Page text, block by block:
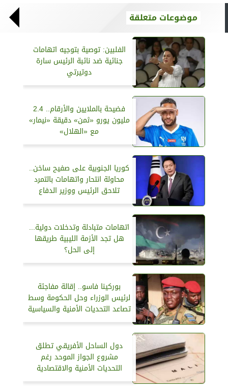
موضوعات متعلقة
الفلبين: توصية بتوجيه اتهامات
جنائية ضد نائبة الرئيس سارة
دوتيرتي
فضيحة بالملايين والأرقام.. 2.4
مليون يورو «ثمن» دقيقة «نيمار»
مع «الهلال»
كوريا الجنوبية على صفيح ساخن..
محاولة انتحار واتهامات بالتمرد
تلاحق الرئيس ووزير الدفاع
اتهامات متبادلة وتدخلات دولية...
هل تجد الأزمة الليبية طريقها
إلى الحل؟
بوركينا فاسو.. إقالة مفاجئة
لرئيس الوزراء وحل الحكومة وسط
تصاعد التحديات الأمنية والسياسية
دول الساحل الأفريقي تطلق
مشروع الجواز الموحد رغم
التحديات الأمنية والاقتصادية